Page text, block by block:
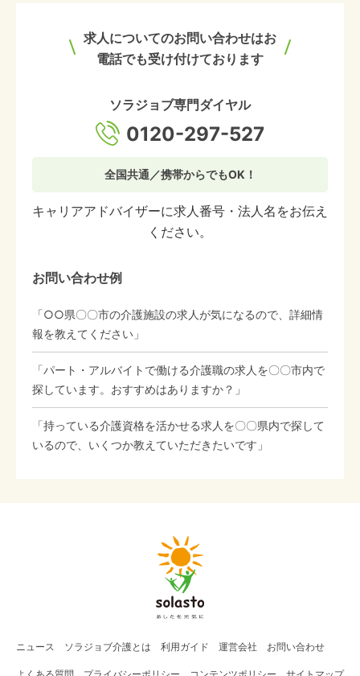
求人についてのお問い合わせはお
電話でも受け付けております
ソラジョブ専門ダイヤル
0120-297-527
全国共通／携帯からでもOK！
キャリアアドバイザーに求人番号・法人名をお伝え
ください。
お問い合わせ例
「○○県〇〇市の介護施設の求人が気になるので、詳細情
報を教えてください」
「パート・アルバイトで働ける介護職の求人を〇〇市内で
探しています。おすすめはありますか？」
「持っている介護資格を活かせる求人を〇〇県内で探して
いるので、いくつか教えていただきたいです」
ニュース ソラジョブ介護とは 利用ガイド 運営会社 お問い合わせ
よくある質問 プライバシーポリシー コンテンツポリシー サイトマップ